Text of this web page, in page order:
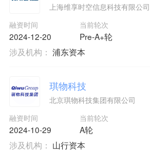
上海维享时空信息科技有限公司
融资时间
2024-12-20
当前轮次
Pre-A+轮
涉及机构： 浦东资本
琪物科技
北京琪物科技集团有限公司
融资时间
2024-10-29
当前轮次
A轮
涉及机构： 山行资本